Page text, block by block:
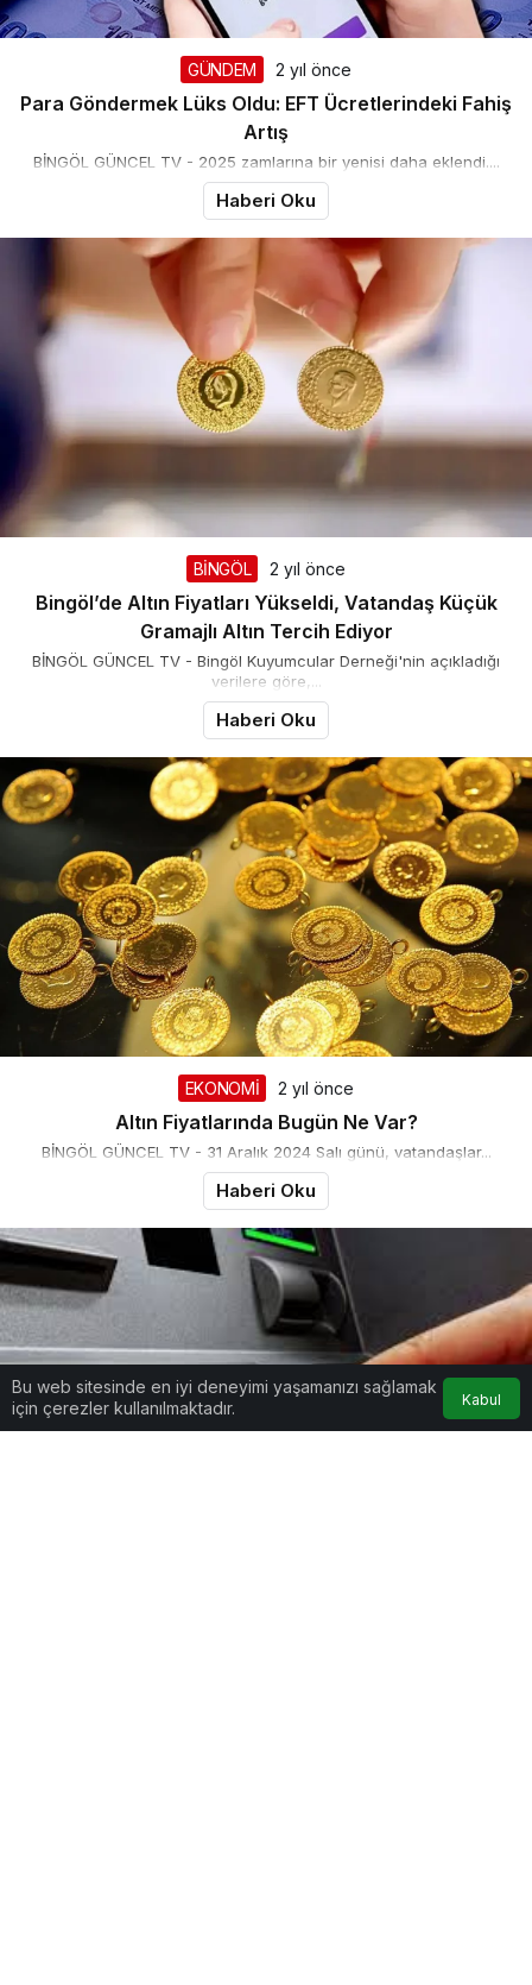
GÜNDEM 2 yıl önce
Para Göndermek Lüks Oldu: EFT Ücretlerindeki Fahiş
Artış
BİNGÖL GÜNCEL TV - 2025 zamlarına bir yenisi daha eklendi....
Haberi Oku
BİNGÖL 2 yıl önce
Bingöl’de Altın Fiyatları Yükseldi, Vatandaş Küçük
Gramajlı Altın Tercih Ediyor
BİNGÖL GÜNCEL TV - Bingöl Kuyumcular Derneği'nin açıkladığı
verilere göre,...
Haberi Oku
EKONOMİ 2 yıl önce
Altın Fiyatlarında Bugün Ne Var?
BİNGÖL GÜNCEL TV - 31 Aralık 2024 Salı günü, vatandaşlar...
Haberi Oku
Bu web sitesinde en iyi deneyimi yaşamanızı sağlamak
için çerezler kullanılmaktadır.
Kabul